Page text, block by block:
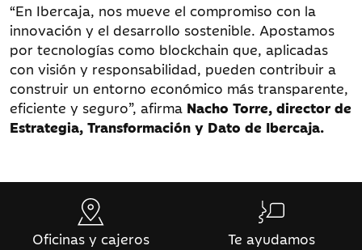
“En Ibercaja, nos mueve el compromiso con la
innovación y el desarrollo sostenible. Apostamos
por tecnologías como blockchain que, aplicadas
con visión y responsabilidad, pueden contribuir a
construir un entorno económico más transparente,
eficiente y seguro”, afirma Nacho Torre, director de
Estrategia, Transformación y Dato de Ibercaja.
Oficinas y cajeros Te ayudamos